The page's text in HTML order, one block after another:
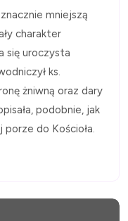
mniejszą
charakter
się uroczysta
ks.
żniwną oraz dary
podobnie, jak
do Kościoła.